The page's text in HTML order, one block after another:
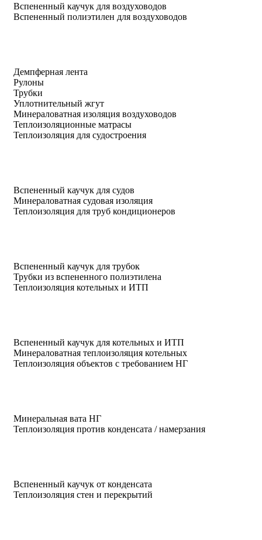
Вспененный каучук для воздуховодов
Вспененный полиэтилен для воздуховодов
Демпферная лента
Рулоны
Трубки
Уплотнительный жгут
Минераловатная изоляция воздуховодов
Теплоизоляционные матрасы
Теплоизоляция для судостроения
Вспененный каучук для судов
Минераловатная судовая изоляция
Теплоизоляция для труб кондиционеров
Вспененный каучук для трубок
Трубки из вспененного полиэтилена
Теплоизоляция котельных и ИТП
Вспененный каучук для котельных и ИТП
Минераловатная теплоизоляция котельных
Теплоизоляция объектов с требованием НГ
Минеральная вата НГ
Теплоизоляция против конденсата / намерзания
Вспененный каучук от конденсата
Теплоизоляция стен и перекрытий